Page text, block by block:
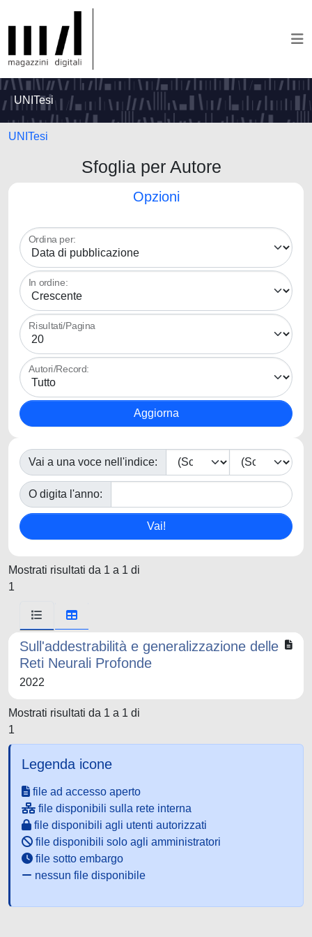
UNITesi
UNITesi
Sfoglia per Autore
Opzioni
Ordina per:
In ordine:
Risultati/Pagina
Autori/Record:
Vai a una voce nell'indice:
O digita l'anno:
Mostrati risultati da 1 a 1 di
1
Sull'addestrabilità e generalizzazione delle
Reti Neurali Profonde
2022
Mostrati risultati da 1 a 1 di
1
Legenda icone
file ad accesso aperto
file disponibili sulla rete interna
file disponibili agli utenti autorizzati
file disponibili solo agli amministratori
file sotto embargo
nessun file disponibile